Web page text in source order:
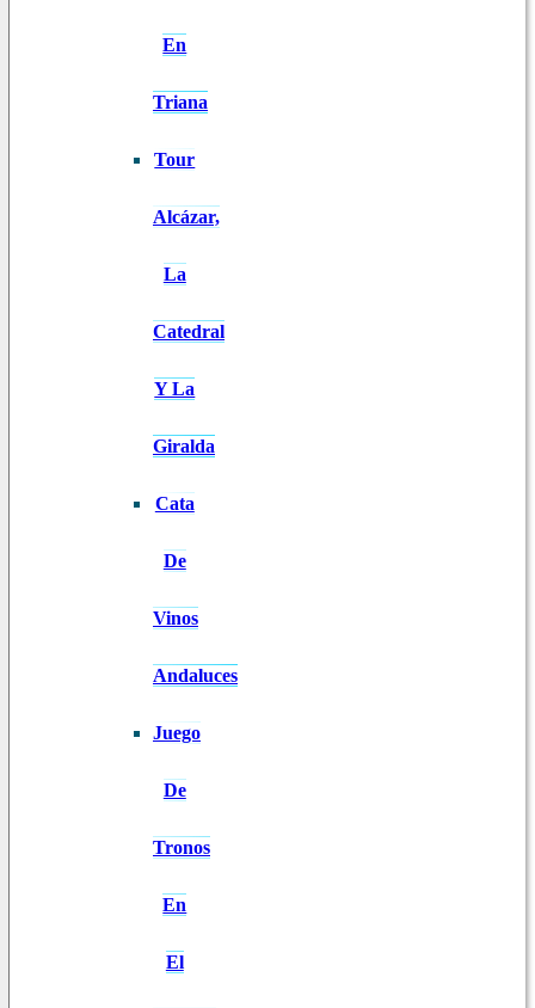
En
Triana
Tour
Alcázar,
La
Catedral
Y La
Giralda
Cata
De
Vinos
Andaluces
Juego
De
Tronos
En
El